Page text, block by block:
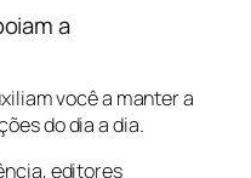
a
você a manter a
do dia a dia.
editores